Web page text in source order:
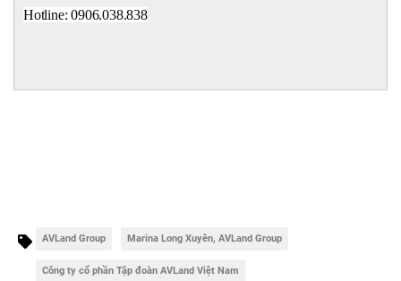
Hotline: 0906.038.838
AVLand Group Marina Long Xuyên, AVLand Group
Công ty cổ phần Tập đoàn AVLand Việt Nam